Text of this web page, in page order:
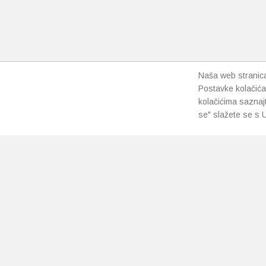
Naša web
Postavke
kolačićima
se" slažete se s